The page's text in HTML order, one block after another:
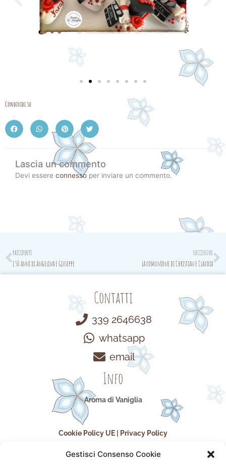
Gestisci Consenso Cookie
Condividi su
Lascia un commento
Devi essere connesso per inviare un commento.
Prev
PRECEDENTE
i 50 anni di Angelina e Giuseppe
SUCCESSIVO
la comunione di Christian e Claudia
Contatti
339 2646638
whatsapp
email
Info
Aroma di Vaniglia
Cookie Policy UE Privacy Policy